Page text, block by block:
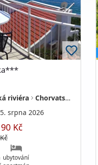
riviéra
Chorvatsko
srpna 2026
Kč
ubytování